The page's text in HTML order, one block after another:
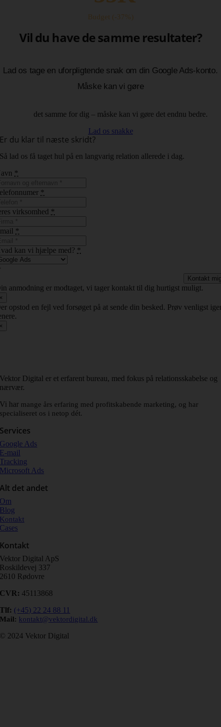
Budget (-37%)
Vil du have de samme resultater?
Lad os tage en uforpligtende snak om din Google Ads-konto.
Måske kan vi gøre
det samme for dig – måske kan vi gøre det endnu bedre.
Lad os snakke
Er du klar til næste skridt?
Så lad os få taget hul på en langvarig relation allerede i dag.
*
*
virksomhed *
*
kan vi hjælpe med? *
Kontakt
anmodning er modtaget, vi tager kontakt til dig hurtigst muligt.
opstod en fejl ved forsøget på at sende din besked. Prøv venligst
Vektor Digital er et erfarent bureau, med fokus på relationsskabelse og
nærvær.
Vi har mange års erfaring med profitskabende marketing, og har
specialiseret os i netop dét.
Services
Google Ads
E-mail
Tracking
Microsoft Ads
Alt det andet
Om
Blog
Kontakt
Cases
Kontakt
Vektor Digital ApS
Roskildevej 337
2610 Rødovre
CVR: 45113868
Tlf: (+45) 22 24 88 11
Mail: kontakt@vektordigital.dk
© 2024 Vektor Digital